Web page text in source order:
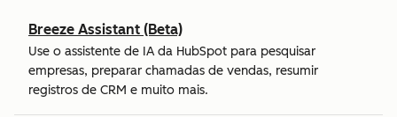
Breeze Assistant (Beta)
Use o assistente de IA da HubSpot para pesquisar
empresas, preparar chamadas de vendas, resumir
registros de CRM e muito mais.